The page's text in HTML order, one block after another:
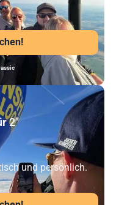
2"
und persönlich.